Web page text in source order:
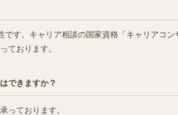
す。キャリア相談の国家資格「キャリアコ
ております。
できますか？
っております。